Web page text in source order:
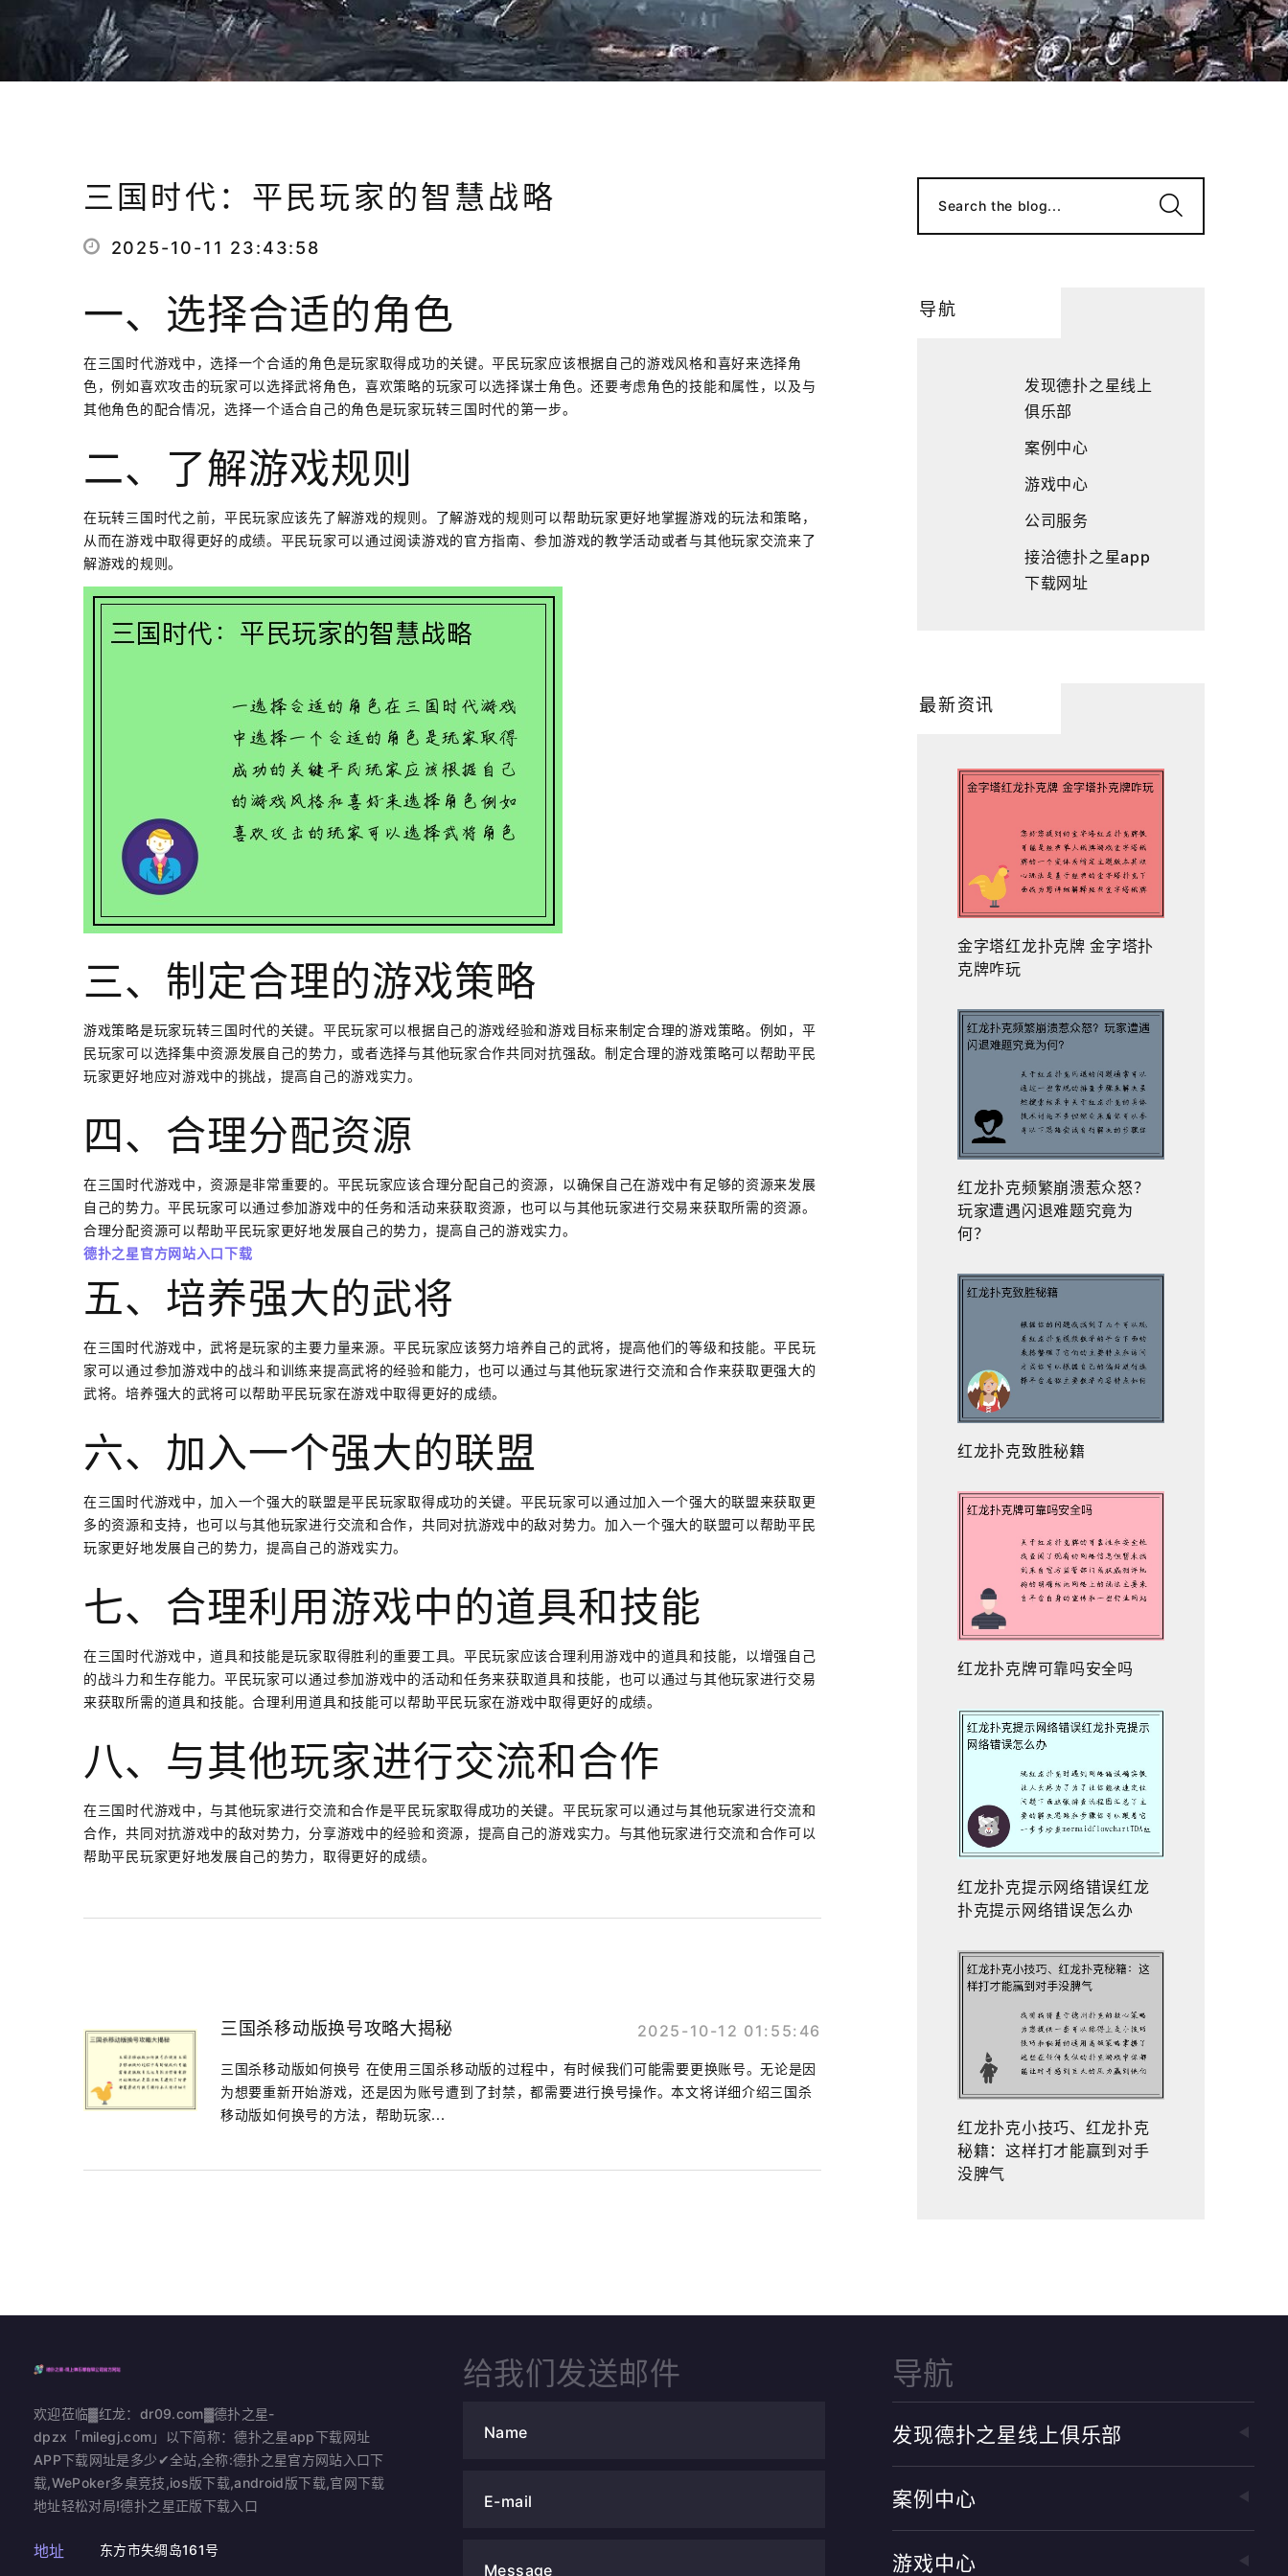
三国时代：平民玩家的智慧战略
2025-10-11 23:43:58
一、选择合适的角色
在三国时代游戏中，选择一个合适的角色是玩家取得成功的关键。平民玩家应该根据自己的游戏风格和喜好来选择角
色，例如喜欢攻击的玩家可以选择武将角色，喜欢策略的玩家可以选择谋士角色。还要考虑角色的技能和属性，以及与
其他角色的配合情况，选择一个适合自己的角色是玩家玩转三国时代的第一步。
二、了解游戏规则
在玩转三国时代之前，平民玩家应该先了解游戏的规则。了解游戏的规则可以帮助玩家更好地掌握游戏的玩法和策略，
从而在游戏中取得更好的成绩。平民玩家可以通过阅读游戏的官方指南、参加游戏的教学活动或者与其他玩家交流来了
解游戏的规则。
三、制定合理的游戏策略
游戏策略是玩家玩转三国时代的关键。平民玩家可以根据自己的游戏经验和游戏目标来制定合理的游戏策略。例如，平
民玩家可以选择集中资源发展自己的势力，或者选择与其他玩家合作共同对抗强敌。制定合理的游戏策略可以帮助平民
玩家更好地应对游戏中的挑战，提高自己的游戏实力。
四、合理分配资源
在三国时代游戏中，资源是非常重要的。平民玩家应该合理分配自己的资源，以确保自己在游戏中有足够的资源来发展
自己的势力。平民玩家可以通过参加游戏中的任务和活动来获取资源，也可以与其他玩家进行交易来获取所需的资源。
合理分配资源可以帮助平民玩家更好地发展自己的势力，提高自己的游戏实力。
德扑之星官方网站入口下载
五、培养强大的武将
在三国时代游戏中，武将是玩家的主要力量来源。平民玩家应该努力培养自己的武将，提高他们的等级和技能。平民玩
家可以通过参加游戏中的战斗和训练来提高武将的经验和能力，也可以通过与其他玩家进行交流和合作来获取更强大的
武将。培养强大的武将可以帮助平民玩家在游戏中取得更好的成绩。
六、加入一个强大的联盟
在三国时代游戏中，加入一个强大的联盟是平民玩家取得成功的关键。平民玩家可以通过加入一个强大的联盟来获取更
多的资源和支持，也可以与其他玩家进行交流和合作，共同对抗游戏中的敌对势力。加入一个强大的联盟可以帮助平民
玩家更好地发展自己的势力，提高自己的游戏实力。
七、合理利用游戏中的道具和技能
在三国时代游戏中，道具和技能是玩家取得胜利的重要工具。平民玩家应该合理利用游戏中的道具和技能，以增强自己
的战斗力和生存能力。平民玩家可以通过参加游戏中的活动和任务来获取道具和技能，也可以通过与其他玩家进行交易
来获取所需的道具和技能。合理利用道具和技能可以帮助平民玩家在游戏中取得更好的成绩。
八、与其他玩家进行交流和合作
在三国时代游戏中，与其他玩家进行交流和合作是平民玩家取得成功的关键。平民玩家可以通过与其他玩家进行交流和
合作，共同对抗游戏中的敌对势力，分享游戏中的经验和资源，提高自己的游戏实力。与其他玩家进行交流和合作可以
帮助平民玩家更好地发展自己的势力，取得更好的成绩。
三国杀移动版换号攻略大揭秘 2025-10-12 01:55:46
三国杀移动版如何换号 在使用三国杀移动版的过程中，有时候我们可能需要更换账号。无论是因
为想要重新开始游戏，还是因为账号遭到了封禁，都需要进行换号操作。本文将详细介绍三国杀
移动版如何换号的方法，帮助玩家...
Search the blog...
导航
发现德扑之星线上
俱乐部
案例中心
游戏中心
公司服务
接洽德扑之星app
下载网址
最新资讯
金字塔红龙扑克牌 金字塔扑
克牌咋玩
红龙扑克频繁崩溃惹众怒？
玩家遭遇闪退难题究竟为
何？
红龙扑克致胜秘籍
红龙扑克牌可靠吗安全吗
红龙扑克提示网络错误红龙
扑克提示网络错误怎么办
红龙扑克小技巧、红龙扑克
秘籍：这样打才能赢到对手
没脾气
欢迎莅临▓红龙：dr09.com▓德扑之星-
dpzx「milegj.com」以下简称：德扑之星app下载网址
APP下载网址是多少✔全站,全称:德扑之星官方网站入口下
载,WePoker多桌竞技,ios版下载,android版下载,官网下载
地址轻松对局!德扑之星正版下载入口
地址 东方市失绸岛161号
给我们发送邮件
Name
E-mail
Message
导航
发现德扑之星线上俱乐部
案例中心
游戏中心